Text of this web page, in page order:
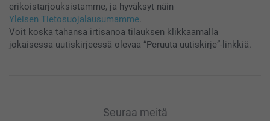
erikoistarjouksistamme, ja hyväksyt näin
Yleisen Tietosuojalausumamme.
Voit koska tahansa irtisanoa tilauksen klikkaamalla
jokaisessa uutiskirjeessä olevaa “Peruuta uutiskirje”-linkkiä.
Seuraa meitä